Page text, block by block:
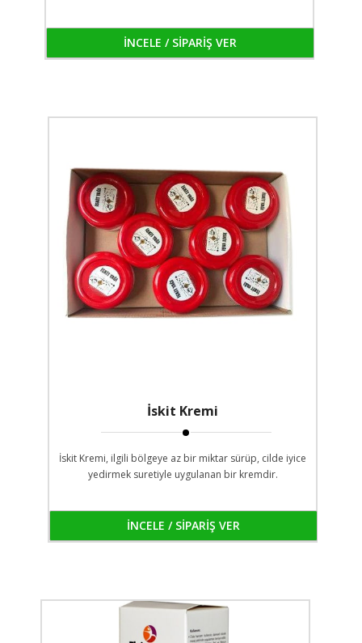
İNCELE / SİPARİŞ VER
İskit Kremi
İskit Kremi, ilgili bölgeye az bir miktar sürüp, cilde iyice
yedirmek suretiyle uygulanan bir kremdir.
İNCELE / SİPARİŞ VER